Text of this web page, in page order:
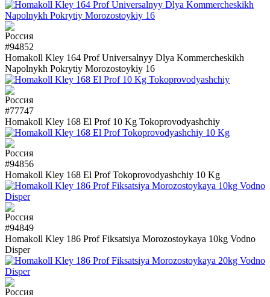
#94852
Homakoll Kley 164 Prof Universalnyy Dlya Kommercheskikh
Napolnykh Pokrytiy Morozostoykiy 16
#77747
Homakoll Kley 168 El Prof 10 Kg Tokoprovodyashchiy
#94856
Homakoll Kley 168 El Prof Tokoprovodyashchiy 10 Kg
#94849
Homakoll Kley 186 Prof Fiksatsiya Morozostoykaya 10kg Vodno
Disper